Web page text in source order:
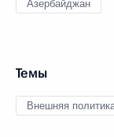
Азербайджан
Темы
Внешняя